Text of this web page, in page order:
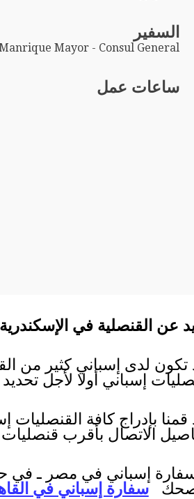
السفير
Mayor - Consul General
ساعات عمل
عن القنصلية في
تكون لدى إسباني كثير من
إسباني أولا لأجل
قمنا بإدراج كافة
الاتصال بأقرب
إسباني في مصر ـ في
سفارة إسباني في